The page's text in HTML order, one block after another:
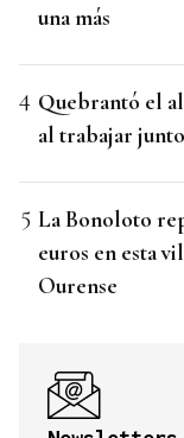
una más
Quebrantó el
al trabajar
La Bonoloto
euros en esta
Ourense